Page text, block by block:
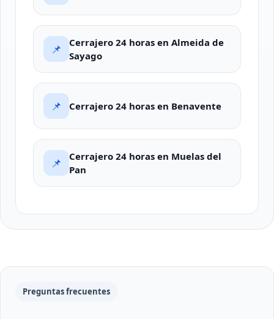
📌
Cerrajero 24 horas en Almeida de
Sayago
📌 Cerrajero 24 horas en Benavente
📌
Cerrajero 24 horas en Muelas del
Pan
Preguntas frecuentes